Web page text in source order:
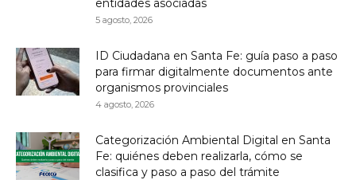
entidades asociadas
5 agosto, 2026
ID Ciudadana en Santa Fe: guía paso a paso
para firmar digitalmente documentos ante
organismos provinciales
4 agosto, 2026
Categorización Ambiental Digital en Santa
Fe: quiénes deben realizarla, cómo se
clasifica y paso a paso del trámite